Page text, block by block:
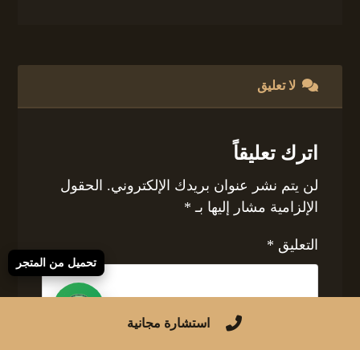
لا تعليق
اترك تعليقاً
لن يتم نشر عنوان بريدك الإلكتروني. الحقول
الإلزامية مشار إليها بـ *
التعليق *
استشارة مجانية
تحميل من المتجر